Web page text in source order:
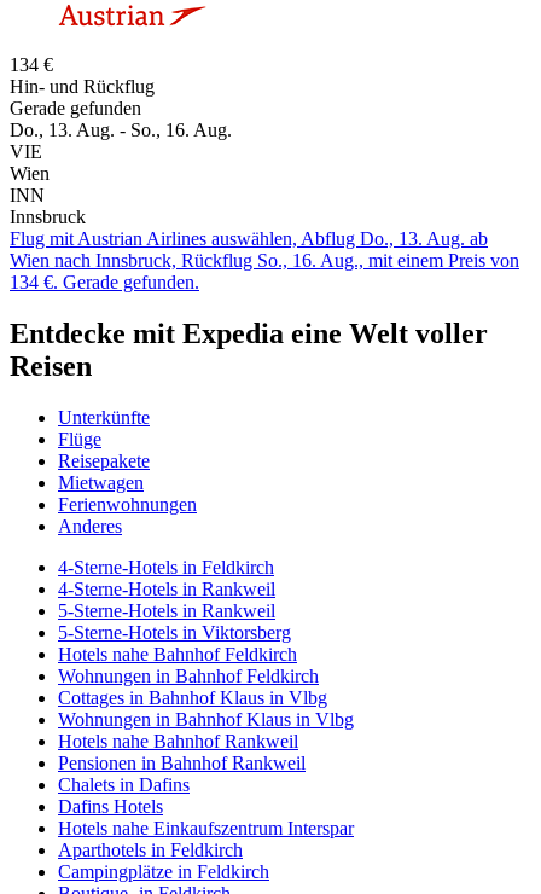
134 €
Hin- und Rückflug
Gerade gefunden
Do., 13. Aug. - So., 16. Aug.
VIE
Wien
INN
Innsbruck
Flug mit Austrian Airlines auswählen, Abflug Do., 13. Aug. ab
Wien nach Innsbruck, Rückflug So., 16. Aug., mit einem Preis von
134 €. Gerade gefunden.
Entdecke mit Expedia eine Welt voller
Reisen
Unterkünfte
Flüge
Reisepakete
Mietwagen
Ferienwohnungen
Anderes
4-Sterne-Hotels in Feldkirch
4-Sterne-Hotels in Rankweil
5-Sterne-Hotels in Rankweil
5-Sterne-Hotels in Viktorsberg
Hotels nahe Bahnhof Feldkirch
Wohnungen in Bahnhof Feldkirch
Cottages in Bahnhof Klaus in Vlbg
Wohnungen in Bahnhof Klaus in Vlbg
Hotels nahe Bahnhof Rankweil
Pensionen in Bahnhof Rankweil
Chalets in Dafins
Dafins Hotels
Hotels nahe Einkaufszentrum Interspar
Aparthotels in Feldkirch
Campingplätze in Feldkirch